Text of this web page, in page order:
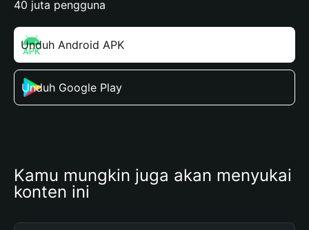
40 juta pengguna
Unduh Android APK
Unduh Google Play
Kamu mungkin juga akan menyukai
konten ini